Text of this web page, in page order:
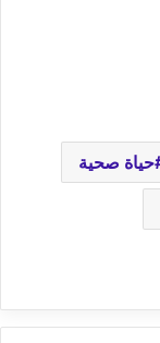
حياة صحية